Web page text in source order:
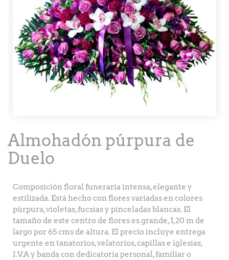
Almohadón púrpura de
Duelo
Composición floral funeraria intensa, elegante y
estilizada. Está hecho con flores variadas en colores
púrpura, violetas, fucsias y pinceladas blancas. El
tamaño de este centro de flores es grande, 1,20 m de
largo por 65 cms de altura. El precio incluye entrega
urgente en tanatorios, velatorios, capillas e iglesias,
I.V.A y banda con dedicatoria personal, familiar o